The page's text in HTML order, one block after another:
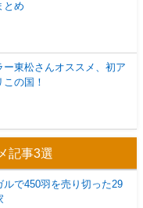
とめ
ー東松さんオススメ、初ア
の国！
記事3選
ルで450羽を売り切った29